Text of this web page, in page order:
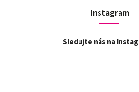
Instagram
Sledujte nás na